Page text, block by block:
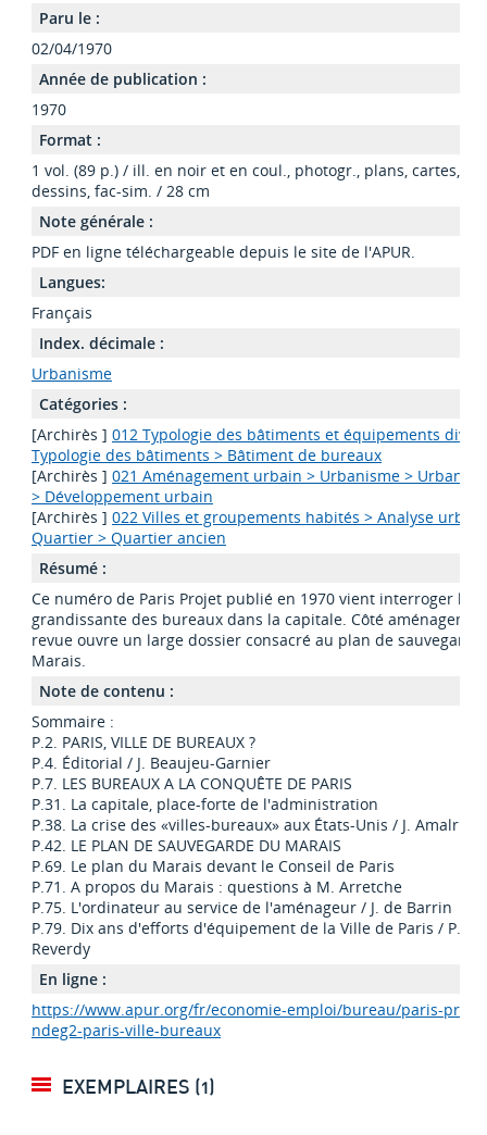
Paru le :
02/04/1970
Année de publication :
1970
Format :
1 vol. (89 p.) / ill. en noir et en coul., photogr., plans, cartes,
dessins, fac-sim. / 28 cm
Note générale :
PDF en ligne téléchargeable depuis le site de l'APUR.
Langues:
Français
Index. décimale :
Urbanisme
Catégories :
[Archirès ] 012 Typologie des bâtiments et équipements
Typologie des bâtiments > Bâtiment de bureaux
[Archirès ] 021 Aménagement urbain > Urbanisme >
> Développement urbain
[Archirès ] 022 Villes et groupements habités > Analyse
Quartier > Quartier ancien
Résumé :
Ce numéro de Paris Projet publié en 1970 vient interroger la
grandissante des bureaux dans la capitale. Côté
revue ouvre un large dossier consacré au plan de
Marais.
Note de contenu :
Sommaire :
P.2. PARIS, VILLE DE BUREAUX ?
P.4. Éditorial / J. Beaujeu-Garnier
P.7. LES BUREAUX A LA CONQUÊTE DE PARIS
P.31. La capitale, place-forte de l'administration
P.38. La crise des «villes-bureaux» aux États-Unis / J. Amalric
P.42. LE PLAN DE SAUVEGARDE DU MARAIS
P.69. Le plan du Marais devant le Conseil de Paris
P.71. A propos du Marais : questions à M. Arretche
P.75. L'ordinateur au service de l'aménageur / J. de Barrin
P.79. Dix ans d'efforts d'équipement de la Ville de Paris / P.
Reverdy
En ligne :
https://www.apur.org/fr/economie-emploi/bureau/paris-
ndeg2-paris-ville-bureaux
EXEMPLAIRES (1)